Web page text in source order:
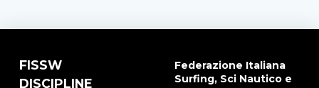
FISSW
DISCIPLINE
Federazione Italiana
Surfing, Sci Nautico e